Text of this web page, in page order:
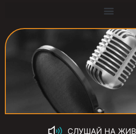
СЛУШАЙ НА